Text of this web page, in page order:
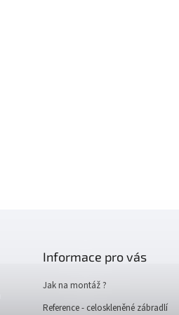
Informace pro vás
Jak na montáž ?
Reference - celoskleněné zábradlí